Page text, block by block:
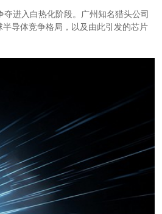
进入白热化阶段。广州知名猎头公司
导体竞争格局，以及由此引发的芯片